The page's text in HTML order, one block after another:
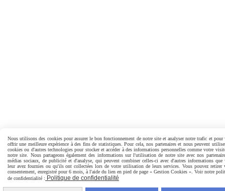
Nous utilisons des cookies pour assurer le bon fonctionnement de notre site et analyser notre trafic et pour
offrir une meilleure expérience à des fins de statistiques. Pour cela, nos partenaires et nous peuvent
cookies ou d'autres technologies pour stocker et accéder à des informations personnelles comme votre
notre site. Nous partageons également des informations sur l'utilisation de notre site avec nos
médias sociaux, de publicité et d'analyse, qui peuvent combiner celles-ci avec d'autres informations que
leur avez fournies ou qu'ils ont collectées lors de votre utilisation de leurs services. Vous pouvez retirer
consentement, enregistré pour 6 mois, à l'aide du lien en pied de page « Gestion Cookies ». Voir notre
de confidentialité : Politique de confidentialité